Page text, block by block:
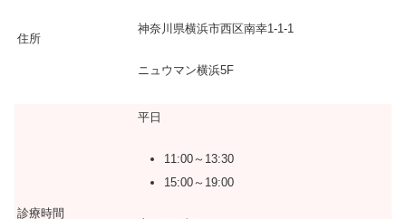
住所
神奈川県横浜市西区南幸1-1-1
ニュウマン横浜5F
診療時間
平日
11:00～13:30
15:00～19:00